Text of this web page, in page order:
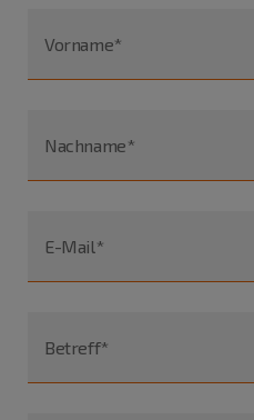
Vorname*
Nachname*
E-Mail*
Betreff*